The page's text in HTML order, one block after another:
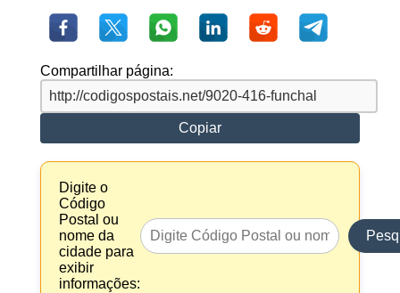
Compartilhar página:
Copiar
Digite o
Código
Postal ou
nome da
cidade para
exibir
informações: